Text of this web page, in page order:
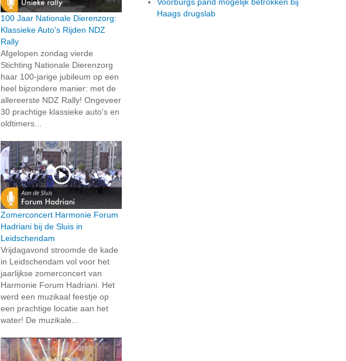
100 Jaar Nationale Dierenzorg:
Klassieke Auto's Rijden NDZ
Rally
Afgelopen zondag vierde
Stichting Nationale Dierenzorg
haar 100-jarige jubileum op een
heel bijzondere manier: met de
allereerste NDZ Rally! Ongeveer
30 prachtige klassieke auto's en
oldtimers...
Zomerconcert Harmonie Forum
Hadriani bij de Sluis in
Leidschendam
Vrijdagavond stroomde de kade
in Leidschendam vol voor het
jaarlijkse zomerconcert van
Harmonie Forum Hadriani. Het
werd een muzikaal feestje op
een prachtige locatie aan het
water! De muzikale...
Voorburgs pand mogelijk betrokken bij
Haags drugslab